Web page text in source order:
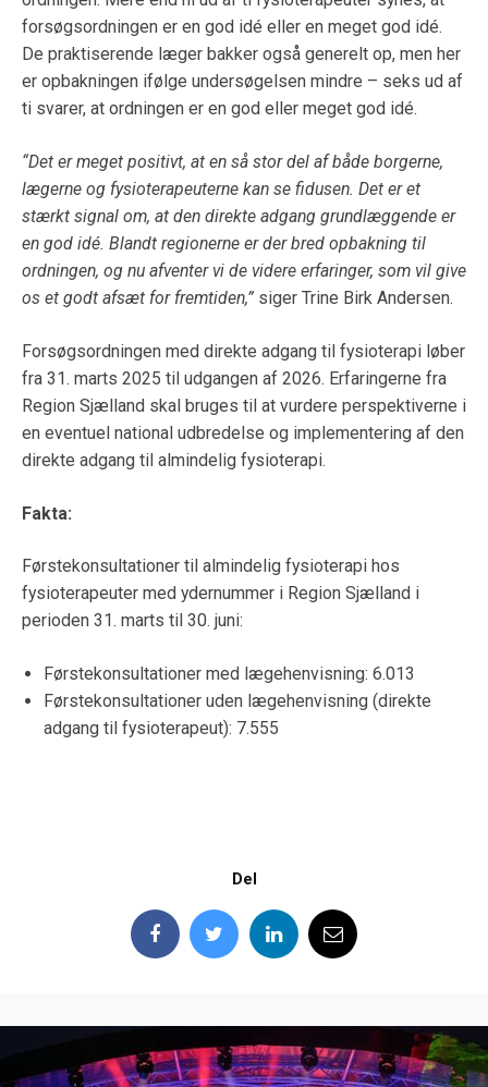
forsøgsordningen er en god idé eller en meget god idé.
De praktiserende læger bakker også generelt op, men her
er opbakningen ifølge undersøgelsen mindre – seks ud af
ti svarer, at ordningen er en god eller meget god idé.
“Det er meget positivt, at en så stor del af både borgerne,
lægerne og fysioterapeuterne kan se fidusen. Det er et
stærkt signal om, at den direkte adgang grundlæggende er
en god idé. Blandt regionerne er der bred opbakning til
ordningen, og nu afventer vi de videre erfaringer, som vil give
os et godt afsæt for fremtiden,” siger Trine Birk Andersen.
Forsøgsordningen med direkte adgang til fysioterapi løber
fra 31. marts 2025 til udgangen af 2026. Erfaringerne fra
Region Sjælland skal bruges til at vurdere perspektiverne i
en eventuel national udbredelse og implementering af den
direkte adgang til almindelig fysioterapi.
Fakta:
Førstekonsultationer til almindelig fysioterapi hos
fysioterapeuter med ydernummer i Region Sjælland i
perioden 31. marts til 30. juni:
Førstekonsultationer med lægehenvisning: 6.013
Førstekonsultationer uden lægehenvisning (direkte
adgang til fysioterapeut): 7.555
Del